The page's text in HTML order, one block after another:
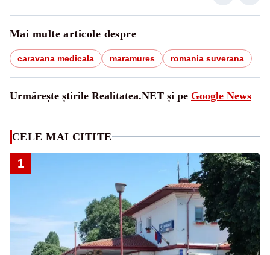
Mai multe articole despre
caravana medicala maramures romania suverana
Urmărește știrile Realitatea.NET și pe Google News
CELE MAI CITITE
1